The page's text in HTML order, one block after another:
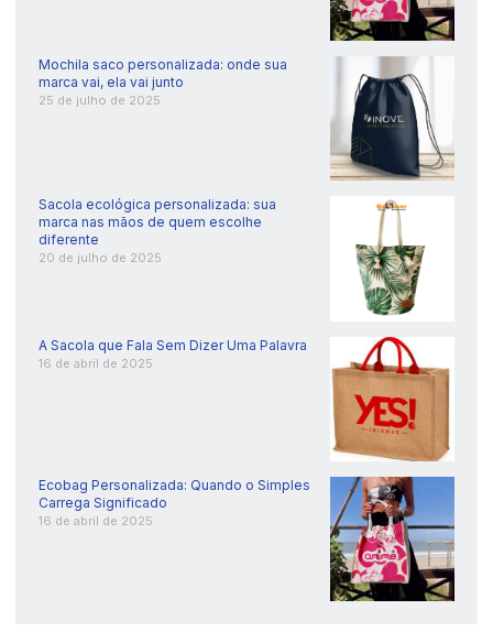
Mochila saco personalizada: onde sua
marca vai, ela vai junto
25 de julho de 2025
Sacola ecológica personalizada: sua
marca nas mãos de quem escolhe
diferente
20 de julho de 2025
A Sacola que Fala Sem Dizer Uma Palavra
16 de abril de 2025
Ecobag Personalizada: Quando o Simples
Carrega Significado
16 de abril de 2025